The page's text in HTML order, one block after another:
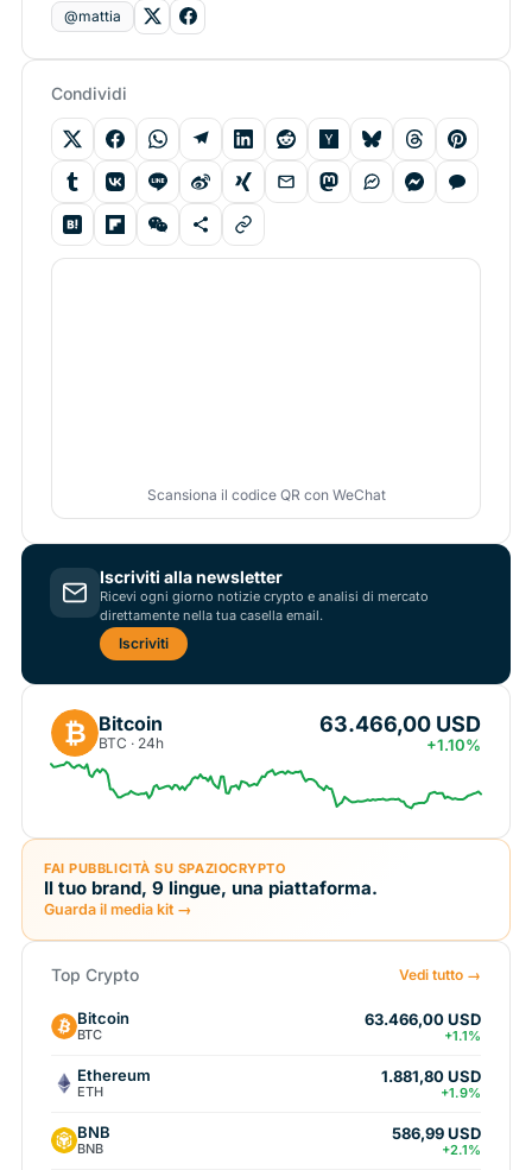
@mattia
Condividi
Scansiona il codice QR con WeChat
Iscriviti alla newsletter
Ricevi ogni giorno notizie crypto e analisi di mercato
direttamente nella tua casella email.
Iscriviti
₿ Bitcoin
BTC · 24h
63.466,00 USD
+1.10%
FAI PUBBLICITÀ SU SPAZIOCRYPTO
Il tuo brand, 9 lingue, una piattaforma.
Guarda il media kit →
Top Crypto Vedi tutto →
Bitcoin
BTC
63.466,00 USD
+1.1%
Ethereum
ETH
1.881,80 USD
+1.9%
BNB
BNB
586,99 USD
+2.1%